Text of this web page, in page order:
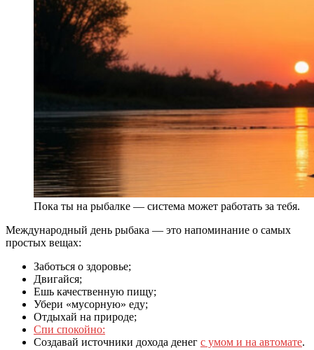
Пока ты на рыбалке — система может работать за тебя.
Международный день рыбака — это напоминание о самых
простых вещах:
Заботься о здоровье;
Двигайся;
Ешь качественную пищу;
Убери «мусорную» еду;
Отдыхай на природе;
Спи спокойно:
Создавай источники дохода денег с умом и на автомате.